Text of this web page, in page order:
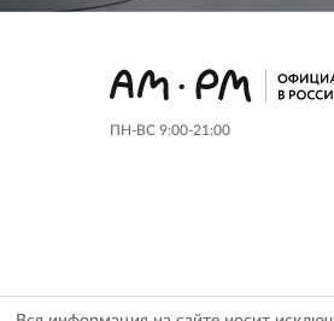
ПН-ВС 9:00-21:00